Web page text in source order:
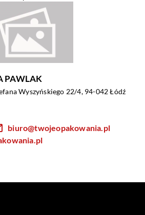
PAWLAK
Wyszyńskiego 22/4, 94-042 Łódź
biuro@twojeopakowania.pl